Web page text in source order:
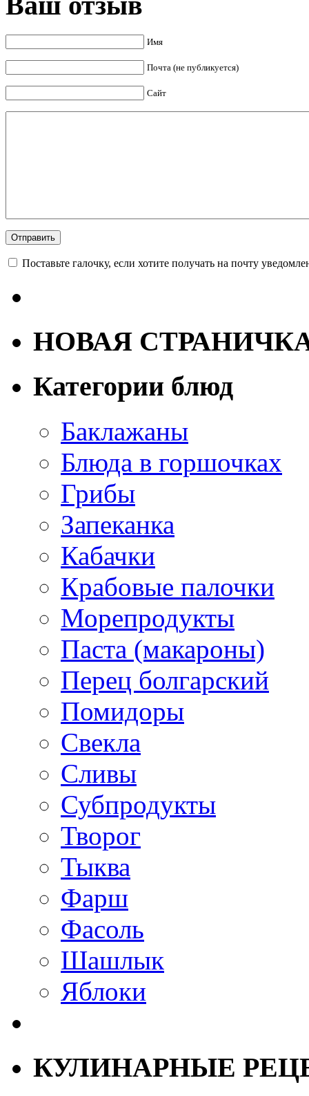
Имя
Почта (не публикуется)
Сайт
Поставьте галочку, если хотите получать на почту
НОВАЯ
Категории блюд
Баклажаны
Блюда в горшочках
Грибы
Запеканка
Кабачки
Крабовые палочки
Морепродукты
Паста (макароны)
Перец болгарский
Помидоры
Свекла
Сливы
Субпродукты
Творог
Тыква
Фарш
Фасоль
Шашлык
Яблоки
КУЛИНАРНЫЕ